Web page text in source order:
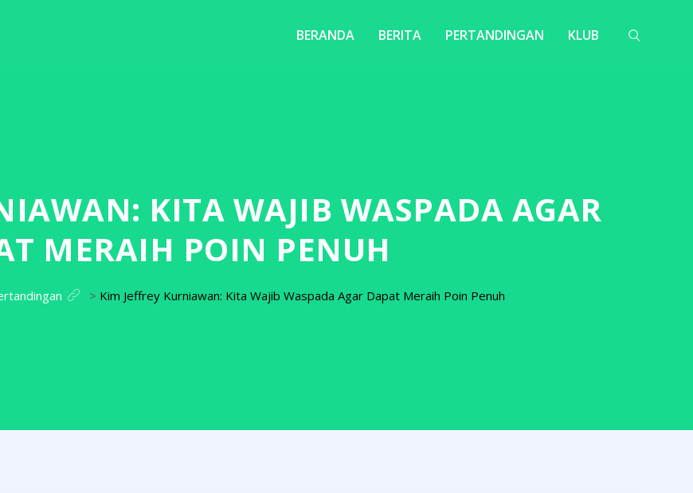
BERANDA BERITA PERTANDINGAN KLUB
KITA WAJIB WASPADA AGAR
MERAIH POIN PENUH
> Kim Jeffrey Kurniawan: Kita Wajib Waspada Agar Dapat Meraih Poin Penuh